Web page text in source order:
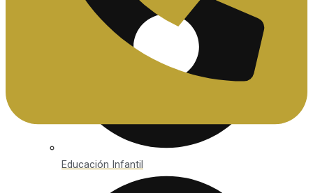
Educación Infantil